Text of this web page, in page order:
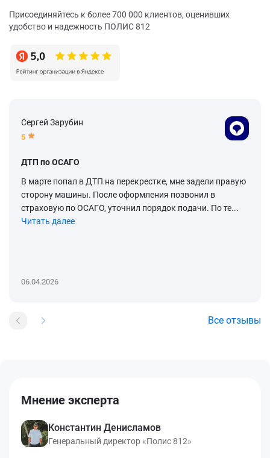
Присоединяйтесь к более 700 000 клиентов, оценивших
удобство и надежность ПОЛИС 812
Сергей Зарубин
5
ДТП по ОСАГО
В марте попал в ДТП на перекрестке, мне задели правую
сторону машины. После оформления позвонил в
страховую по ОСАГО, уточнил порядок подачи. По те...
Читать далее
06.04.2026
Все отзывы
Мнение эксперта
Константин Денисламов
Генеральный директор «Полис 812»